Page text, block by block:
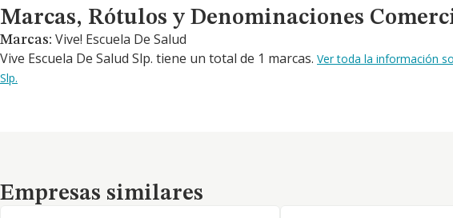
Marcas, Rótulos y Denominaciones Comerciales
Marcas, Rótulos y Denominaciones
Marcas: Vive! Escuela De Salud
Vive Escuela De Salud Slp. tiene un total de 1 marcas. Ver toda la información
Slp.
Empresas similares
Empresas similares